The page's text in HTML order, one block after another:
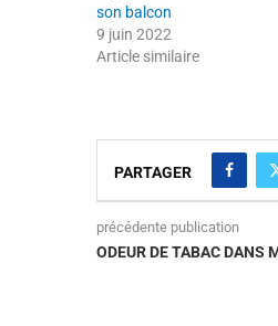
son balcon
9 juin 2022
Article similaire
PARTAGER
précédente publication
ODEUR DE TABAC DANS